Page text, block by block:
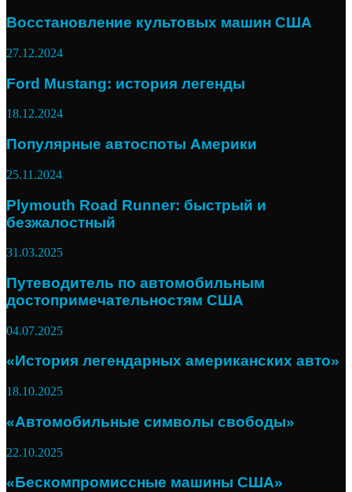
Восстановление культовых машин США
27.12.2024
Ford Mustang: история легенды
18.12.2024
Популярные автоспоты Америки
25.11.2024
Plymouth Road Runner: быстрый и
безжалостный
31.03.2025
Путеводитель по автомобильным
достопримечательностям США
04.07.2025
«История легендарных американских авто»
18.10.2025
«Автомобильные символы свободы»
22.10.2025
«Бескомпромиссные машины США»